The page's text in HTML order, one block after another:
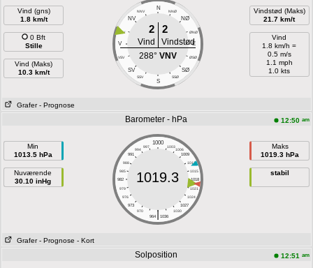
Vind (gns)
1.8 km/t
0 Bft
Stille
Vind (Maks)
10.3 km/t
N
NNV NNØ
NV NØ
VNV ØNØ
V E
VSV ØSØ
SV SØ
SSV SSØ
S
2 2
Vind
Vindstød
288° VNV
Vindstød (Maks)
21.7 km/t
Vind
1.8 km/h =
0.5 m/s
1.1 mph
1.0 kts
Grafer - Prognose
Barometer - hPa 12:50 am
Min
1013.5 hPa
Nuværende
30.10 inHg
1000
997 1003
994
1006
991
1009
988
1012
985
1015
982
1018
979
1021
976
1024
973
1027
970
1030
|
964 1036
1019.3
Maks
1019.3 hPa
stabil
Grafer - Prognose - Kort
Solposition 12:51 am